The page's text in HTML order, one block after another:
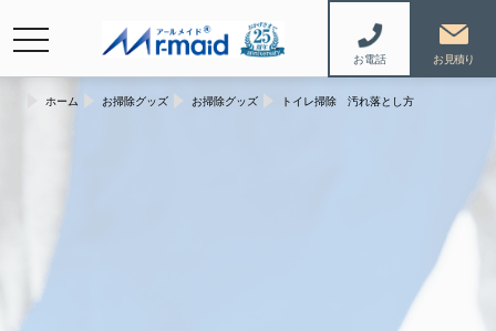
お電話
navigation
ホーム お掃除グッズ お掃除グッズ トイレ掃除 汚れ落とし方